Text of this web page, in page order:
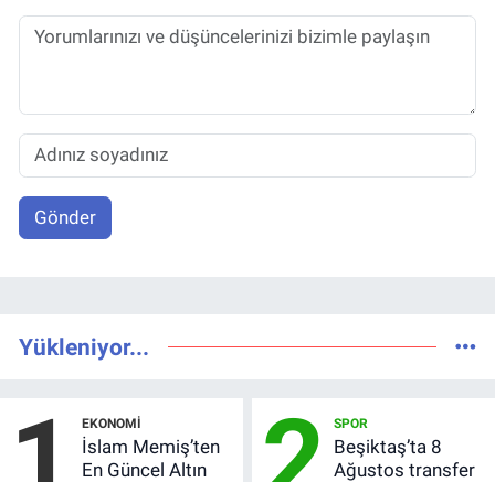
Gönder
Yükleniyor...
EKONOMI
İslam Memiş’ten
En Güncel Altın
SPOR
Beşiktaş’ta 8
Ağustos transfer